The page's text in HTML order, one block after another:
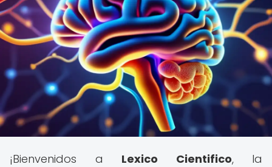
¡Bienvenidos a Lexico Cientifico, la